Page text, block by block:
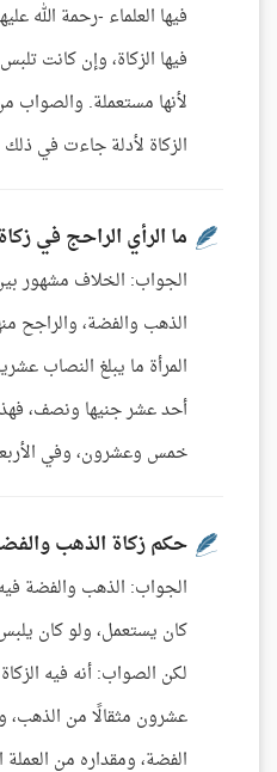
فيها العلماء -رحمة الله
فيها الزكاة، وإن كانت
لأنها مستعملة. والصواب
الزكاة لأدلة جاءت في
ما الرأي الراحج في
الجواب: الخلاف مشهور
الذهب والفضة، والراجح
المرأة ما يبلغ النصاب
أحد عشر جنيها ونصف،
خمس وعشرون، وفي
حكم زكاة الذهب
الجواب: الذهب والفضة
كان يستعمل، ولو كان
لكن الصواب: أنه فيه
عشرون مثقالًا من الذهب،
الفضة، ومقداره من